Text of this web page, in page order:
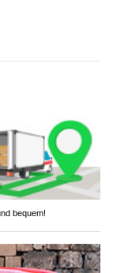
bequem!